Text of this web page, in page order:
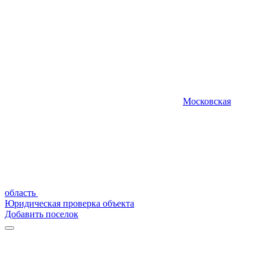
Московская
область
Юридическая проверка объекта
Добавить поселок